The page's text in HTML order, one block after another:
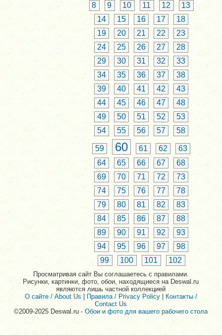
8
9 10 11 12
13
14
15 16 17
18
19
20 21 22
23
24
25 26 27
28
29
30 31 32
33
34
35 36 37
38
39
40 41 42
43
44
45 46 47
48
49
50 51 52
53
54
55 56 57 58
59 60 61 62
63
64
65 66 67
68
69
70 71 72
73
74
75 76 77
78
79
80 81 82
83
84
85 86 87
88
89
90 91 92
93
94
95 96 97
98
99
100 101 102
Просматривая сайт Вы соглашаетесь с правилами.
Рисунки, картинки, фото, обои, находящиеся на Deswal.ru
являются лишь частной коллекцией
О сайте / About Us
Правила / Privacy Policy| Контакты /
Contact Us
©2009-2025 Deswal.ru -Обои и фото для вашего рабочего стола